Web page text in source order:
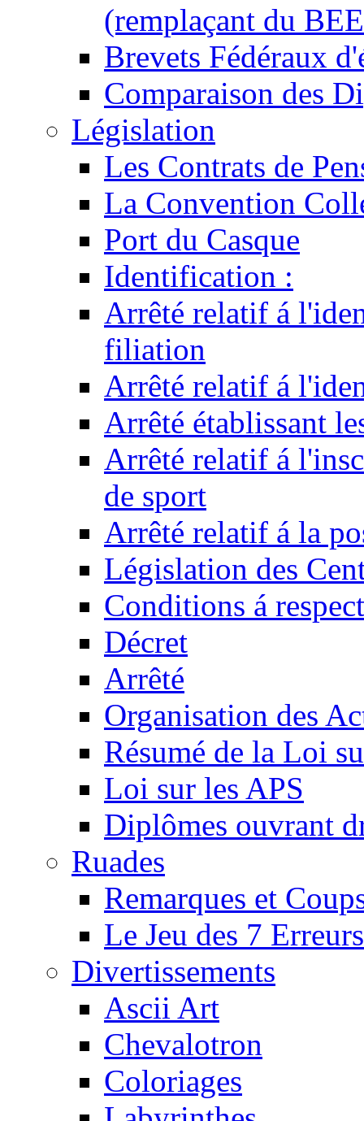
(remplaçant du
Brevets Fédéraux
Comparaison des
Législation
Les Contrats de
La Convention
Port du Casque
Identification :
Arrêté relatif á
filiation
Arrêté relatif á
Arrêté établissant
Arrêté relatif á
de sport
Arrêté relatif á la
Législation des
Conditions á
Décret
Arrêté
Organisation des
Résumé de la Loi
Loi sur les APS
Diplômes ouvrant
Ruades
Remarques et
Le Jeu des 7 Erreurs
Divertissements
Ascii Art
Chevalotron
Coloriages